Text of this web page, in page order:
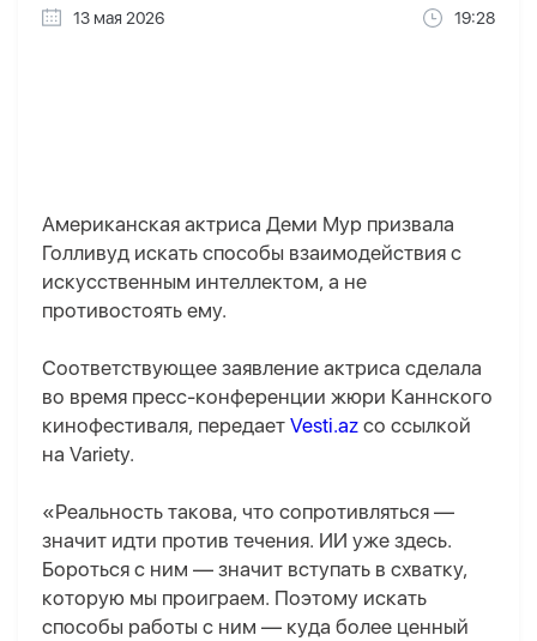
13 мая 2026 19:28
Американская актриса Деми Мур призвала
Голливуд искать способы взаимодействия с
искусственным интеллектом, а не
противостоять ему.
Соответствующее заявление актриса сделала
во время пресс-конференции жюри Каннского
кинофестиваля, передает Vesti.az со ссылкой
на Variety.
«Реальность такова, что сопротивляться —
значит идти против течения. ИИ уже здесь.
Бороться с ним — значит вступать в схватку,
которую мы проиграем. Поэтому искать
способы работы с ним — куда более ценный